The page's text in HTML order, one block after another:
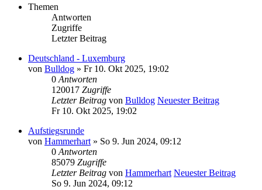
Themen
Antworten
Zugriffe
Letzter Beitrag
Deutschland - Luxemburg
von Bulldog » Fr 10. Okt 2025, 19:02
0 Antworten
120017 Zugriffe
Letzter Beitrag von Bulldog Neuester Beitrag
Fr 10. Okt 2025, 19:02
Aufstiegsrunde
von Hammerhart » So 9. Jun 2024, 09:12
0 Antworten
85079 Zugriffe
Letzter Beitrag von Hammerhart Neuester Beitrag
So 9. Jun 2024, 09:12